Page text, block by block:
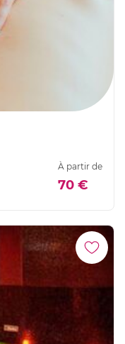
À partir de
70 €